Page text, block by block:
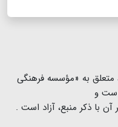
به «مؤسسه فرهنگی
و
آن با ذكر منبع، آزاد است .